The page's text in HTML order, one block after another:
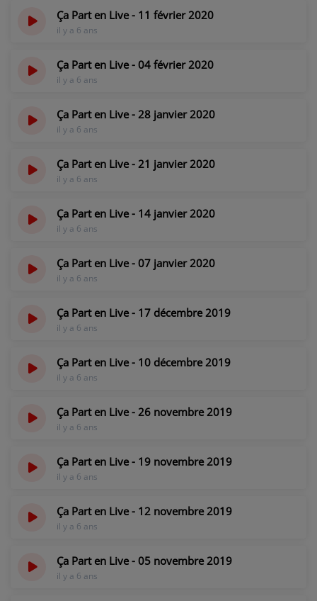
Ça Part en Live - 11 février 2020
il y a 6 ans
Ça Part en Live - 04 février 2020
il y a 6 ans
Ça Part en Live - 28 janvier 2020
il y a 6 ans
Ça Part en Live - 21 janvier 2020
il y a 6 ans
Ça Part en Live - 14 janvier 2020
il y a 6 ans
Ça Part en Live - 07 janvier 2020
il y a 6 ans
Ça Part en Live - 17 décembre 2019
il y a 6 ans
Ça Part en Live - 10 décembre 2019
il y a 6 ans
Ça Part en Live - 26 novembre 2019
il y a 6 ans
Ça Part en Live - 19 novembre 2019
il y a 6 ans
Ça Part en Live - 12 novembre 2019
il y a 6 ans
Ça Part en Live - 05 novembre 2019
il y a 6 ans